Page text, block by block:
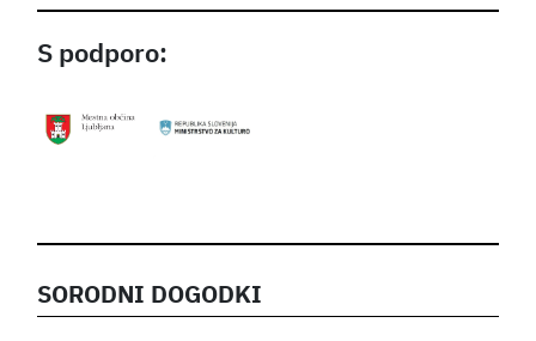
S podporo:
SORODNI DOGODKI